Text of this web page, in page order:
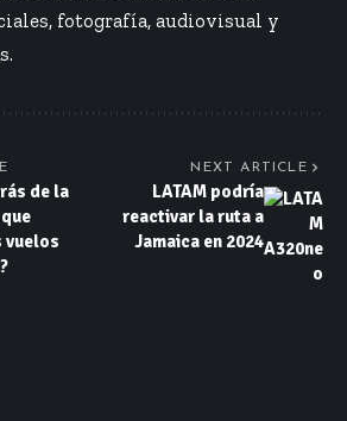
fotografía, audiovisual y
de la
vuelos
NEXT ARTICLE
LATAM podría
reactivar la ruta a
Jamaica en 2024